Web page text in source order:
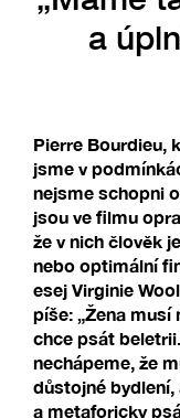
a
Pierre Bourdieu,
jsme v
nejsme schopni
jsou ve filmu
že v nich člověk
nebo optimální
esej Virginie
píše: „Žena
chce psát
nechápeme, že
důstojné
a metaforicky